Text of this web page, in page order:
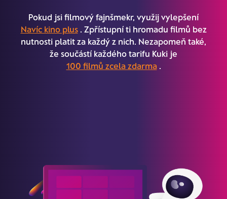
Pokud jsi filmový fajnšmekr, využij vylepšení
Navíc kino plus . Zpřístupní ti hromadu filmů bez
nutnosti platit za každý z nich. Nezapomeň také,
že součástí každého tarifu Kuki je
100 filmů zcela zdarma .